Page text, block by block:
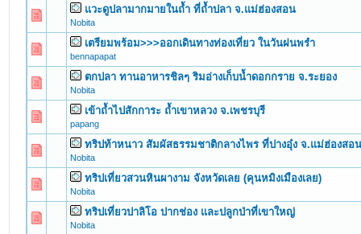
แวะดูปลามากมายในถ้ำ ที่ถ้ำปลา จ.แม่ฮ่องสอน
Nobita
0 Vote(s) - 0 out of 5 in Average
1 2345
เตรียมพร้อม>>>ออกเดินทางท่องเที่ยว ในวันฝนพรำ
bennapapat
0 Vote(s) - 0 out of 5 in Average
12345
ตกปลา ทานอาหารชิลๆ ริมอ่างเก็บน้ำดอกกราย จ.ระยอง
Nobita
0 Vote(s) - 0 out of 5 in Average
12 345
เข้าถ้ำไปสักการะ ถ้ำเขาหลวง จ.เพชรบุรี
papang
0 Vote(s) - 0 out of 5 in Average
12 345
ทริปท้าหนาว สัมผัสธรรมชาติกลางไพร ที่ปางอุ๋ง จ.แม่ฮ่องสอ
Nobita
0 Vote(s) - 0 out of 5 in Average
12345
ทริปเที่ยวสวนหินผางาม จังหวัดเลย (คุนหมิงเมืองเลย)
Nobita
0 Vote(s) - 0 out of 5 in Average
123 45
ทริปเที่ยวปาลิโอ ปากช่อง และปลูกป่าที่เขาใหญ่
Nobita
0 Vote(s) - 0 out of 5 in Average
123 45